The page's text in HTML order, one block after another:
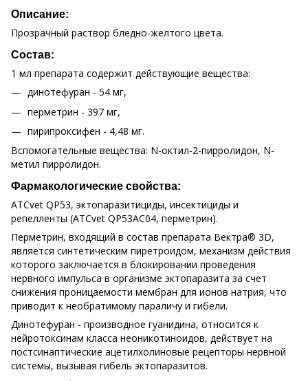
Описание:
Прозрачный раствор бледно-желтого цвета.
Состав:
1 мл препарата содержит действующие вещества:
динотефуран - 54 мг,
перметрин - 397 мг,
пирипроксифен - 4,48 мг.
Вспомогательные вещества: N-октил-2-пирролидон, N-
метил пирролидон.
Фармакологические свойства:
АTCvet QP53, эктопаразитициды, инсектициды и
репелленты (ATCvet QP53АС04, перметрин).
Перметрин, входящий в состав препарата Вектра® 3D,
является синтетическим пиретроидом, механизм действия
которого заключается в блокировании проведения
нервного импульса в организме эктопаразита за счет
снижения проницаемости мембран для ионов натрия, что
приводит к необратимому параличу и гибели.
Динотефуран - производное гуанидина, относится к
нейротоксинам класса неоникотиноидов, действует на
постсинаптические ацетилхолиновые рецепторы нервной
системы, вызывая гибель эктопаразитов.